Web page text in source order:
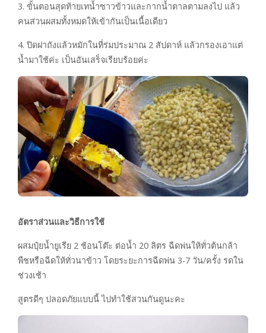
3. ขั้นตอนสุดท้ายเทน้ำซาวข้าวและกากน้ำตาลตามลงไป แล้ว
คนส่วนผสมทั้งหมดให้เข้ากันเป็นเนื้อเดียว
4. ปิดฝาถังแล้วหมักในที่ร่มประมาณ 2 สัปดาห์ แล้วกรองเอาแต่
น้ำมาใช้ค่ะ เป็นอันเสร็จเรียบร้อยค่ะ
อัตราส่วนและวิธีการใช้
ผสมปุ๋ยน้ำยูเรีย 2 ช้อนโต๊ะ ต่อน้ำ 20 ลิตร ฉีดพ่นให้ทั่วต้นกล้า
พืชหรือฉีดให้ทั่วนาข้าว โดยระยะการฉีดพ่น 3-7 วัน/ครั้ง รดใน
ช่วงเช้า
สูตรดีๆ ปลอดภัยแบบนี้ ไปทำใช้สวนกันดูนะคะ